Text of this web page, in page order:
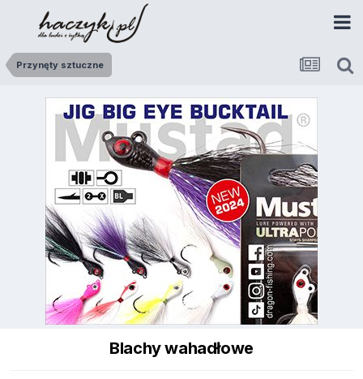
Przynęty sztuczne
Blachy wahadłowe